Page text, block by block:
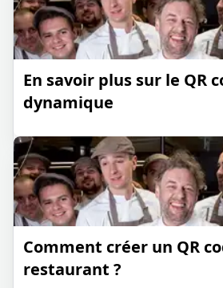
En savoir plus sur le QR
dynamique
Comment créer un QR
restaurant ?